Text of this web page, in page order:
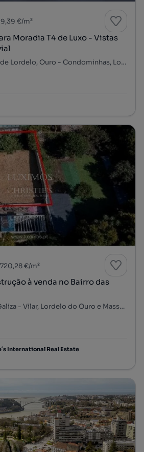
€/m²
Moradia T4 de Luxo - Vistas
Rua Cordoaria Velha de Lordelo, Ouro - Condominhas, Lordelo do Ouro e Massarelos, Porto, Porto
€/m²
à venda no Bairro das
Palácio de Cristal - Galiza - Vilar, Lordelo do Ouro e Massarelos, Porto, Porto
International Real Estate